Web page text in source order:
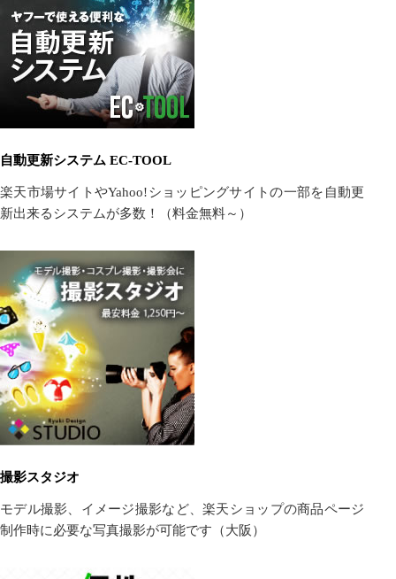
自動更新システム EC-TOOL
楽天市場サイトやYahoo!ショッピングサイトの一部を自動更
新出来るシステムが多数！（料金無料～）
撮影スタジオ
モデル撮影、イメージ撮影など、楽天ショップの商品ページ
制作時に必要な写真撮影が可能です（大阪）